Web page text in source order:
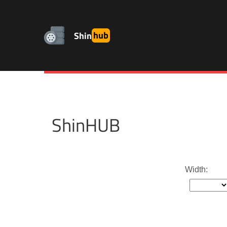
Shinhub
ShinHUB
Width: